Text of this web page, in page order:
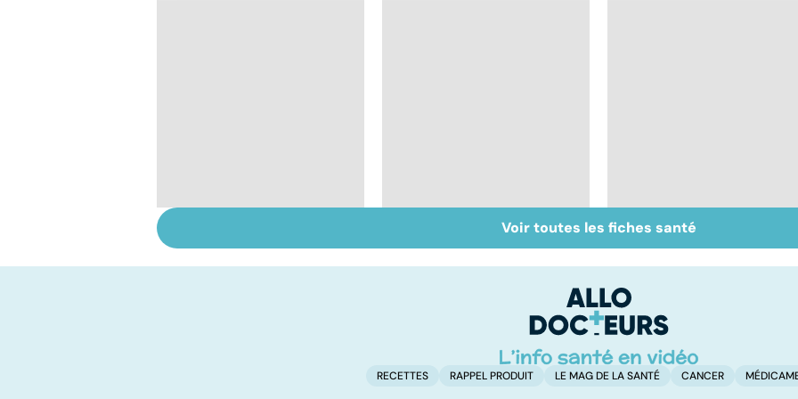
ankylosante, la
Ostéopathie, une
thérapie manuelle
Mal de dos : quand
les vertèbres s'en
Voir toutes les fiches santé
RECETTES RAPPEL PRODUIT LE MAG DE LA SANTÉ CANCER